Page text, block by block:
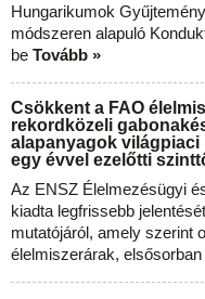
Hungarikumok
módszeren alapuló
be Tovább »
Csökkent a FAO
rekordközeli
alapanyagok világpiaci
egy évvel ezelőtti
Az ENSZ Élelmezésügyi
kiadta legfrissebb
mutatójáról, amely szerint
élelmiszerárak,